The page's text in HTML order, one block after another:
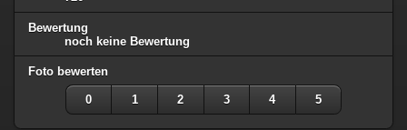
Bewertung
noch keine Bewertung
Foto bewerten
0 1 2 3 4 5